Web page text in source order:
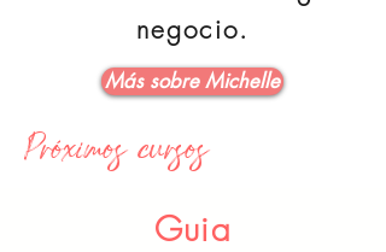
negocio.
Más sobre Michelle
Próximos cursos
Guia